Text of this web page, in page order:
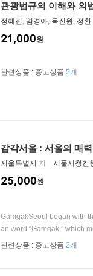
관광법규의 이해와 외
정혜진 , 염경아, 목진원 , 정환
21,000원
관련상품 : 중고상품 5개
감각서울 : 서울의 매
서울특별시
저 서울시청간
25,000원
GamgakSeoul began with
an word “Gamgak,” which
관련상품 : 중고상품 2개